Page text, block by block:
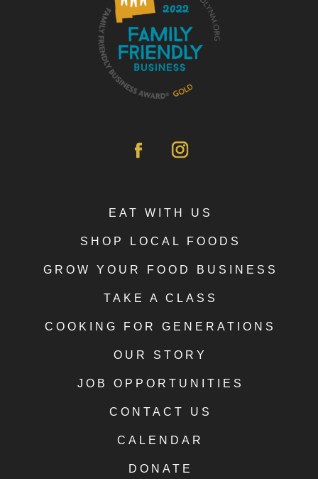
EAT WITH US
SHOP LOCAL FOODS
GROW YOUR FOOD BUSINESS
TAKE A CLASS
COOKING FOR GENERATIONS
OUR STORY
JOB OPPORTUNITIES
CONTACT US
CALENDAR
DONATE